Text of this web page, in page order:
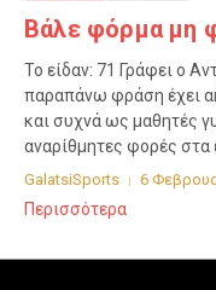
Βάλε φόρμα μη
Το είδαν: 71 Γράφει ο
παραπάνω φράση έχει
και συχνά ως μαθητές
αναρίθμητες φορές στα
GalatsiSports 6
Περισσότερα